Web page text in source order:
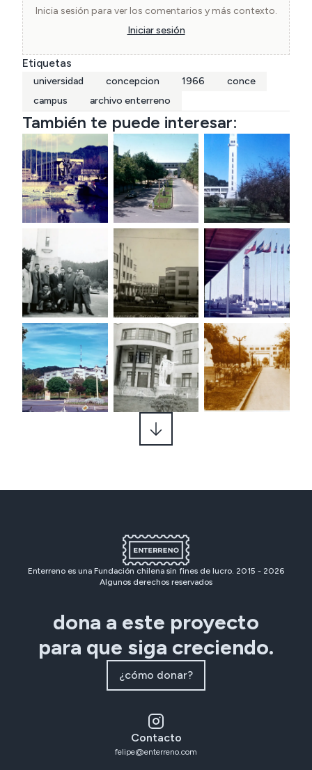
Inicia sesión para ver los comentarios y más contexto.
Iniciar sesión
Etiquetas
universidad concepcion 1966
conce
campus
archivo enterreno
También te puede interesar:
Enterreno es una Fundación chilena sin fines de lucro. 2015 - 2026
Algunos derechos reservados
dona a este proyecto
para que siga creciendo.
¿cómo donar?
Contacto
felipe@enterreno.com